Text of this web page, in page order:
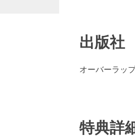
出版社
オーバーラッ
特典詳